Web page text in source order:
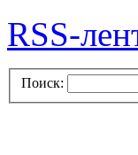
RSS-
Поиск: